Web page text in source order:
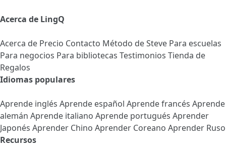
Acerca de LingQ
Acerca de Precio Contacto Método de Steve Para escuelas
Para negocios Para bibliotecas Testimonios Tienda de
Regalos
Idiomas populares
Aprende inglés Aprende español Aprende francés Aprende
alemán Aprende italiano Aprende portugués Aprender
Japonés Aprender Chino Aprender Coreano Aprender Ruso
Recursos